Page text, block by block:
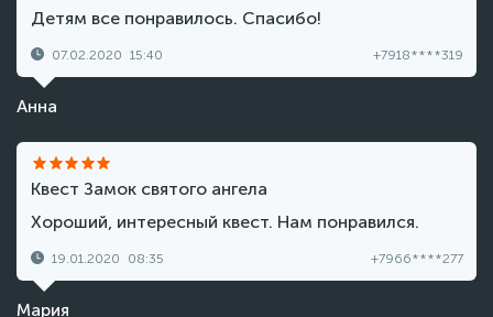
Детям все понравилось. Спасибо!
07.02.2020 15:40 +7918****319
Анна
Квест Замок святого ангела
Хороший, интересный квест. Нам понравился.
19.01.2020 08:35 +7966****277
Мария